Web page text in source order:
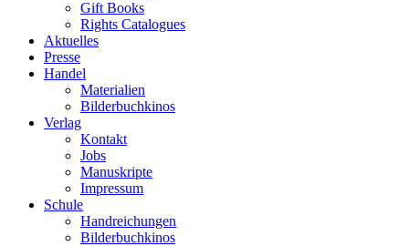
Gift Books
Rights Catalogues
Aktuelles
Presse
Handel
Materialien
Bilderbuchkinos
Verlag
Kontakt
Jobs
Manuskripte
Impressum
Schule
Handreichungen
Bilderbuchkinos